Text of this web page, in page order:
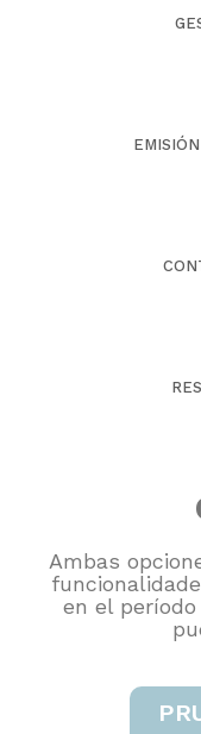
Ambas
en el